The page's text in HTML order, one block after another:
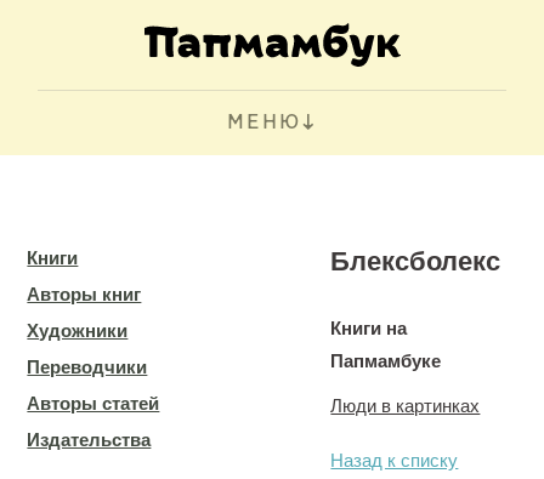
МЕНЮ
Книги
Авторы книг
Художники
Переводчики
Авторы статей
Издательства
Блексболекс
Книги на
Папмамбуке
Люди в картинках
Назад к списку